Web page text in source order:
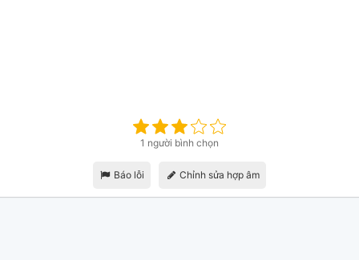
1 người bình chọn
Báo lỗi Chỉnh sửa hợp âm